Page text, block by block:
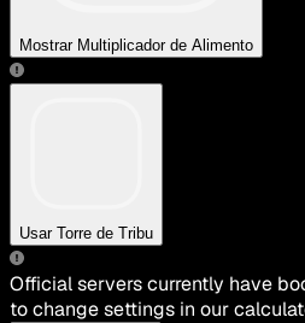
Mostrar Multiplicador de Alimento
Usar Torre de Tribu
Official servers currently have
to change settings in our